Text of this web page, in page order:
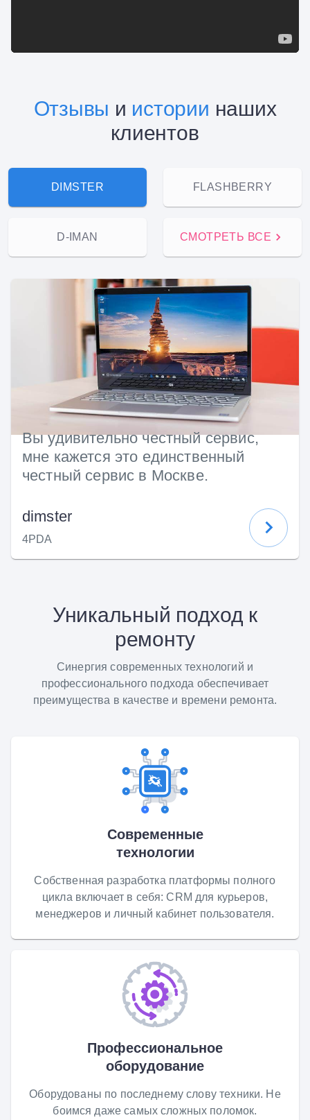
Отзывы и истории наших
клиентов
Вы удивительно честный сервис,
мне кажется это единственный
честный сервис в Москве.
dimster
4PDA
DIMSTER FLASHBERRY
D-IMAN СМОТРЕТЬ ВСЕ
Уникальный подход к
ремонту
Синергия современных технологий и
профессионального подхода обеспечивает
преимущества в качестве и времени ремонта.
Современные
технологии
Собственная разработка платформы полного
цикла включает в себя: CRM для курьеров,
менеджеров и личный кабинет пользователя.
Профессиональное
оборудование
Оборудованы по последнему слову техники. Не
боимся даже самых сложных поломок.